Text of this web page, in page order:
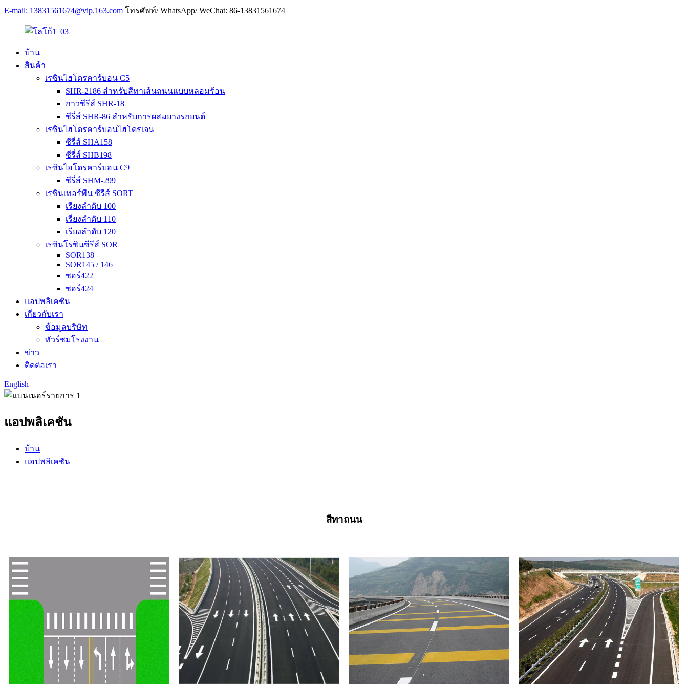
E-mail: 13831561674@vip.163.com โทรศัพท์/ WhatsApp/ WeChat: 86-13831561674
บ้าน
สินค้า
เรซินไฮโดรคาร์บอน C5
SHR-2186 สำหรับสีทาเส้นถนนแบบหลอมร้อน
กาวซีรีส์ SHR-18
ซีรี่ส์ SHR-86 สำหรับการผสมยางรถยนต์
เรซินไฮโดรคาร์บอนไฮโดรเจน
ซีรี่ส์ SHA158
ซีรี่ส์ SHB198
เรซินไฮโดรคาร์บอน C9
ซีรี่ส์ SHM-299
เรซินเทอร์พีน ซีรีส์ SORT
เรียงลำดับ 100
เรียงลำดับ 110
เรียงลำดับ 120
เรซินโรซินซีรีส์ SOR
SOR138
SOR145 / 146
ซอร์422
ซอร์424
แอปพลิเคชัน
เกี่ยวกับเรา
ข้อมูลบริษัท
ทัวร์ชมโรงงาน
ข่าว
ติดต่อเรา
English
แอปพลิเคชัน
บ้าน
แอปพลิเคชัน
สีทาถนน